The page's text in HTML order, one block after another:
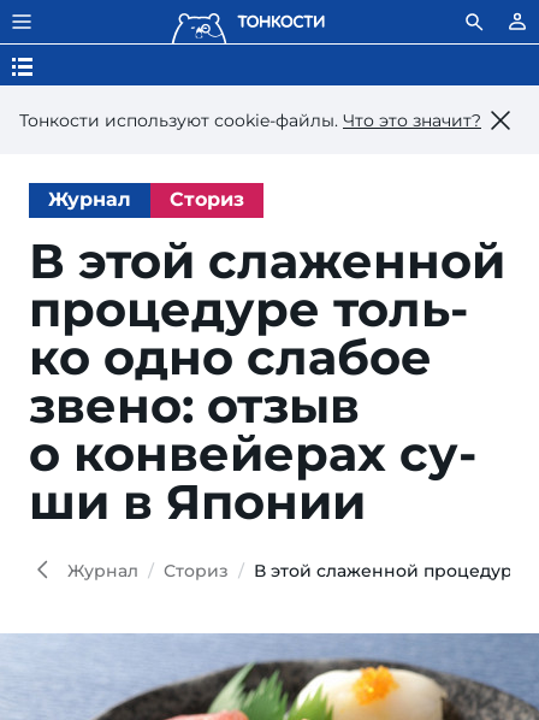
Тонкости используют сookie-файлы. Что это значит?
Журнал Сториз
В этой слажен­ной
про­це­ду­ре толь­
ко од­но сла­бое
зве­но: от­зыв
о кон­вей­е­рах су­
ши в Японии
Журнал Сториз В этой слаженной процедуре